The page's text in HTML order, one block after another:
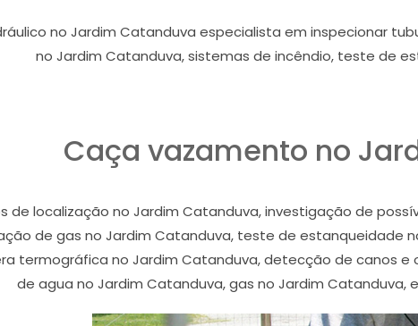
no Jardim Catanduva especialista em inspecionar
no Jardim Catanduva, sistemas de incêndio, teste de
Caça vazamento no
de localização no Jardim Catanduva, investigação de
de gas no Jardim Catanduva, teste de estanqueidade
termográfica no Jardim Catanduva, detecção de canos
de agua no Jardim Catanduva, gas no Jardim Catanduva,